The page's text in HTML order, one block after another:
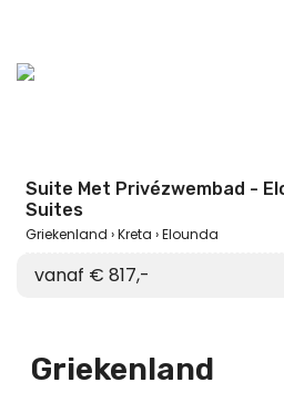
Suite Met Privézwembad -
Suites
Griekenland Kreta Elounda
vanaf € 817,-
Griekenland